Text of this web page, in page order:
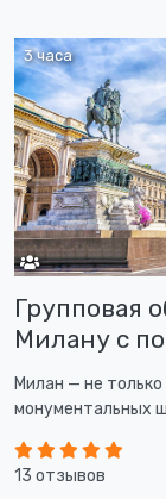
3 часа
Групповая
Милану с
Милан — не
монументальных
13 отзывов